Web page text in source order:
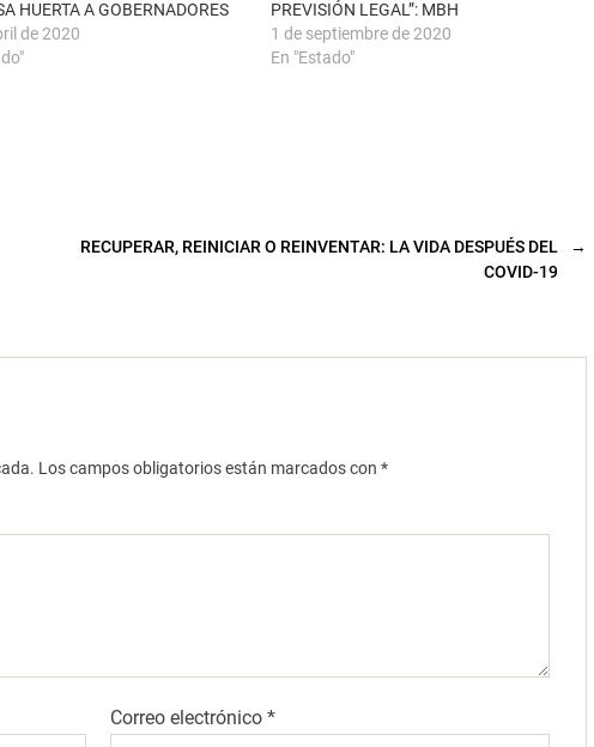
HUERTA A GOBERNADORES
de 2020
PREVISIÓN LEGAL”: MBH
1 de septiembre de 2020
En "Estado"
→
RECUPERAR, REINICIAR O REINVENTAR: LA VIDA DESPUÉS DEL
COVID-19
Los campos obligatorios están marcados con *
Correo electrónico*